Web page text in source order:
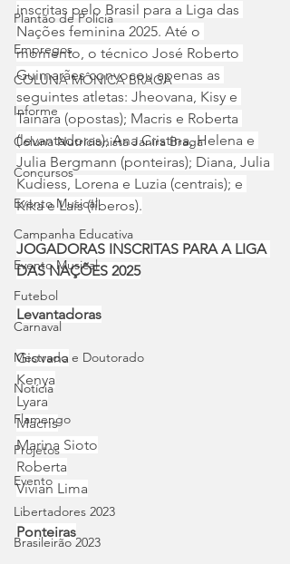
Plantão de Polícia
Empregos
COLUNA MÔNICA BRAGA
Informe
Coluna Nutricionista Janira Braga
Concursos
Evento Musical
Campanha Educativa
Evento Musical
Futebol
Carnaval
Mestrado e Doutorado
Notícia
Flamengo
Projetos
Evento
Libertadores 2023
Brasileirão 2023
inscritas pelo Brasil para a Liga das
Nações feminina 2025. Até o
momento, o técnico José Roberto
Guimarães convocou apenas as
seguintes atletas: Jheovana, Kisy e
Tainara (opostas); Macris e Roberta
(levantadoras); Ana Cristina, Helena e
Julia Bergmann (ponteiras); Diana, Julia
Kudiess, Lorena e Luzia (centrais); e
Kika e Laís (líberos).
JOGADORAS INSCRITAS PARA A LIGA
DAS NAÇÕES 2025
Levantadoras
Giovana
Kenya
Lyara
Macris
Marina Sioto
Roberta
Vivian Lima
Ponteiras